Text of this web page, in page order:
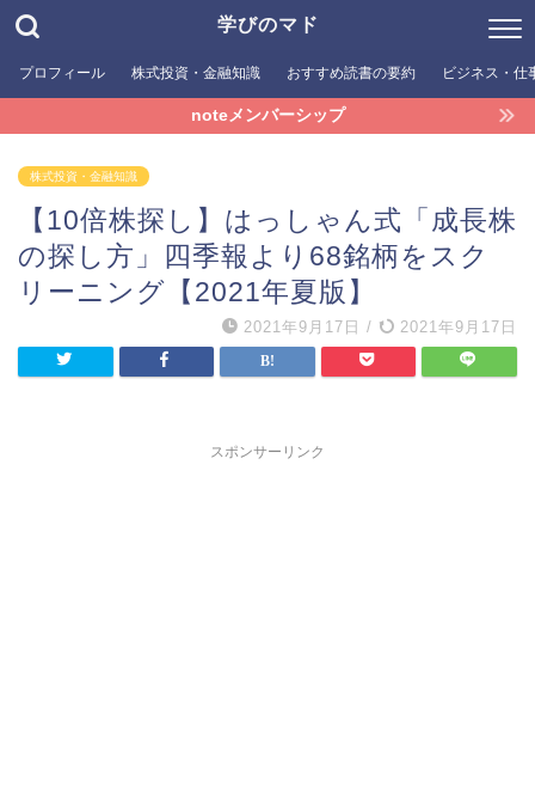
学びのマド
プロフィール 株式投資・金融知識 おすすめ読書の要約 ビジネス・仕
noteメンバーシップ
株式投資・金融知識
【10倍株探し】はっしゃん式「成長株
の探し方」四季報より68銘柄をスク
リーニング【2021年夏版】
2021年9月17日 / 2021年9月17日
スポンサーリンク